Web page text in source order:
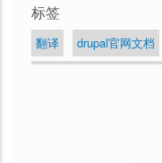
标签
翻译 drupal官网文档